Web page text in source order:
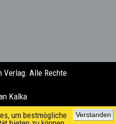
um bestmögliche
Verstanden
Verlag. Alle Rechte
Kalka